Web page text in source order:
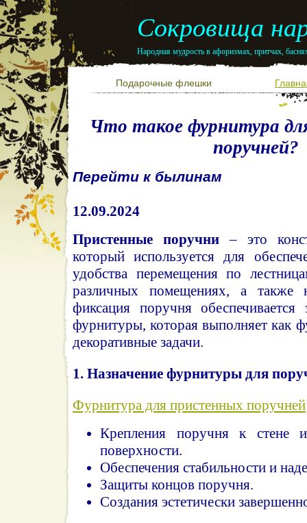
Сокровища
Народная мудрость в афоризмах, притчах,
Подарочные флешки
Что такое фурнитура
поручней?
Перейти к былинам
12.09.2024
Пристенные поручни – это
который используется для
удобства перемещения по
различных помещениях, а также
фиксация поручня обеспечивается
фурнитуры, которая выполняет как
декоративные задачи.
1. Назначение фурнитуры для
Фурнитура для пристенных поручней
Крепления поручня к стене
поверхности.
Обеспечения стабильности и
Защиты концов поручня.
Создания эстетически